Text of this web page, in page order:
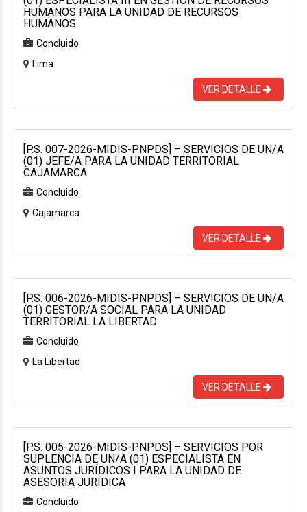
HUMANOS PARA LA UNIDAD DE RECURSOS
HUMANOS
Concluido
Lima
VER DETALLE
[P.S. 007-2026-MIDIS-PNPDS] – SERVICIOS DE UN/A
(01) JEFE/A PARA LA UNIDAD TERRITORIAL
CAJAMARCA
Concluido
Cajamarca
VER DETALLE
[P.S. 006-2026-MIDIS-PNPDS] – SERVICIOS DE UN/A
(01) GESTOR/A SOCIAL PARA LA UNIDAD
TERRITORIAL LA LIBERTAD
Concluido
La Libertad
VER DETALLE
[P.S. 005-2026-MIDIS-PNPDS] – SERVICIOS POR
SUPLENCIA DE UN/A (01) ESPECIALISTA EN
ASUNTOS JURÍDICOS I PARA LA UNIDAD DE
ASESORIA JURÍDICA
Concluido